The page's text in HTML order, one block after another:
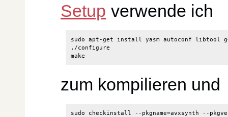
Setup verwende ich
sudo apt-get install yasm autoconf libtool
./configure
zum kompilieren und
sudo checkinstall --pkgname=avxsynth --